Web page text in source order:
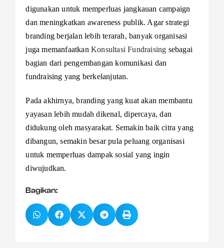
digunakan untuk memperluas jangkauan campaign
dan meningkatkan awareness publik. Agar strategi
branding berjalan lebih terarah, banyak organisasi
juga memanfaatkan Konsultasi Fundraising sebagai
bagian dari pengembangan komunikasi dan
fundraising yang berkelanjutan.
Pada akhirnya, branding yang kuat akan membantu
yayasan lebih mudah dikenal, dipercaya, dan
didukung oleh masyarakat. Semakin baik citra yang
dibangun, semakin besar pula peluang organisasi
untuk memperluas dampak sosial yang ingin
diwujudkan.
Bagikan: